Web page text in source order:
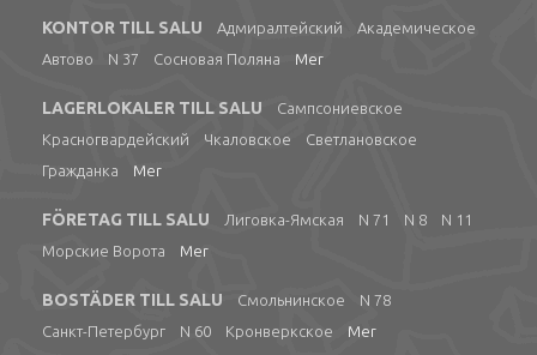
KONTOR TILL SALU Адмиралтейский
Академическое
Автово
N 37 Сосновая Поляна Mer
LAGERLOKALER TILL SALU
Сампсониевское
Красногвардейский
Чкаловское
Светлановское
Гражданка
Mer
FÖRETAG TILL SALU Лиговка-Ямская N 71 N 8
N 11
Морские Ворота
Mer
BOSTÄDER TILL SALU Смольнинское
N 78
Санкт-Петербург
N 60 Кронверкское Mer